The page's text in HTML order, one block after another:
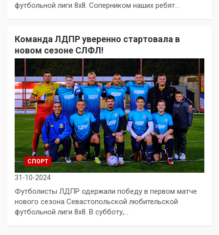
футбольной лиги 8х8. Соперником наших ребят…
Команда ЛДПР уверенно стартовала в
новом сезоне СЛФЛ!
СПОРТ
31-10-2024
Футболисты ЛДПР одержали победу в первом матче
нового сезона Севастопольской любительской
футбольной лиги 8х8. В субботу,…